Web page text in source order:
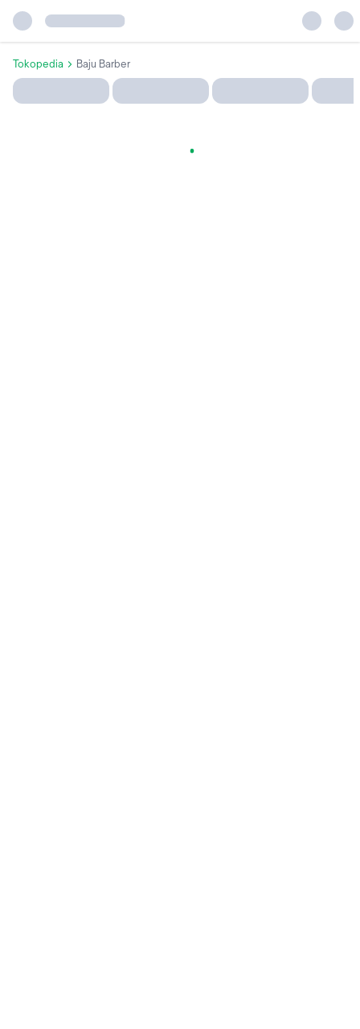
Tokopedia Baju Barber